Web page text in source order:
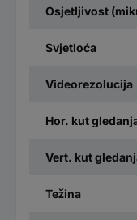
Osjetljivost
Svjetloća
Videorezolucija
Hor. kut
Vert. kut
Težina